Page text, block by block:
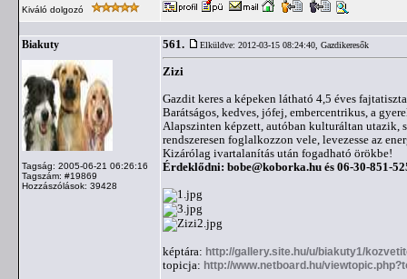
Kiváló dolgozó
Biakuty
Tagság: 2005-06-21 06:26:16
Tagszám: #19869
Hozzászólások: 39428
561. Elküldve: 2012-03-15 08:24:40, Gazdikeresők
Zizi
Gazdit keres a képeken látható 4,5 éves
Barátságos, kedves, jófej, embercentrikus, a
Alapszinten képzett, autóban kulturáltan utazik,
rendszeresen foglalkozzon vele, levezesse az
Kizárólag ivartalanítás után fogadható örökbe!
Érdeklődni: bobe@koborka.hu és 06-30-851-
képtára: http://gallery.site.hu/u/biakuty1/
topicja: http://www.netboard.hu/